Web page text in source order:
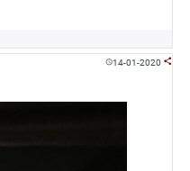
14-01-2020 